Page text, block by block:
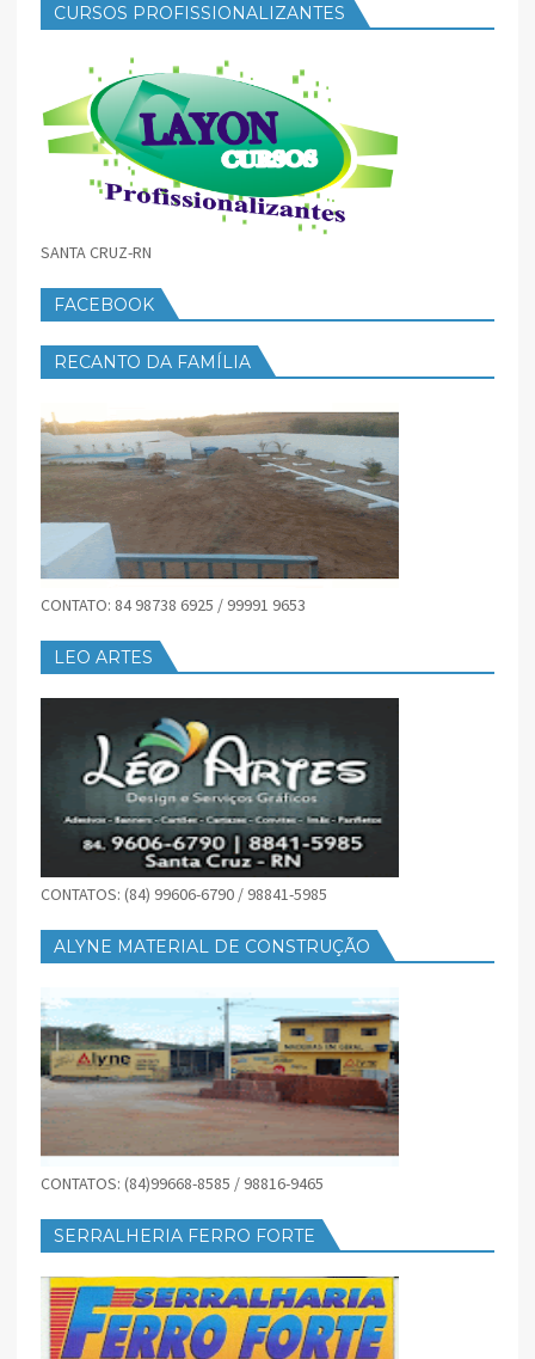
CURSOS PROFISSIONALIZANTES
SANTA CRUZ-RN
FACEBOOK
RECANTO DA FAMÍLIA
CONTATO: 84 98738 6925 / 99991 9653
LEO ARTES
CONTATOS: (84) 99606-6790 / 98841-5985
ALYNE MATERIAL DE CONSTRUÇÃO
CONTATOS: (84)99668-8585 / 98816-9465
SERRALHERIA FERRO FORTE